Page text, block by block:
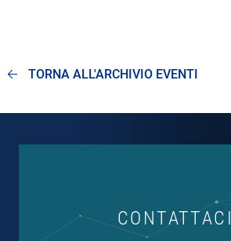
TORNA ALL'ARCHIVIO EVENTI
CONTATTACI